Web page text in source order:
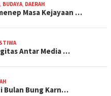
, BUDAYA, DAERAH
Masa Kejayaan …
Antar Media …
Bulan Bung Karn…